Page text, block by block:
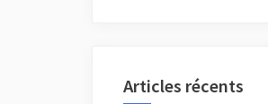
Articles récents